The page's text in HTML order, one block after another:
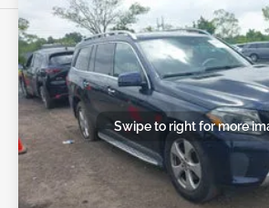
Swipe to right for more